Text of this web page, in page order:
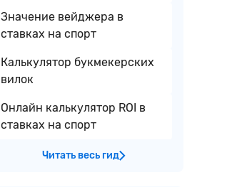
Значение вейджера в
ставках на спорт
Калькулятор букмекерских
вилок
Онлайн калькулятор ROI в
ставках на спорт
Читать весь гид